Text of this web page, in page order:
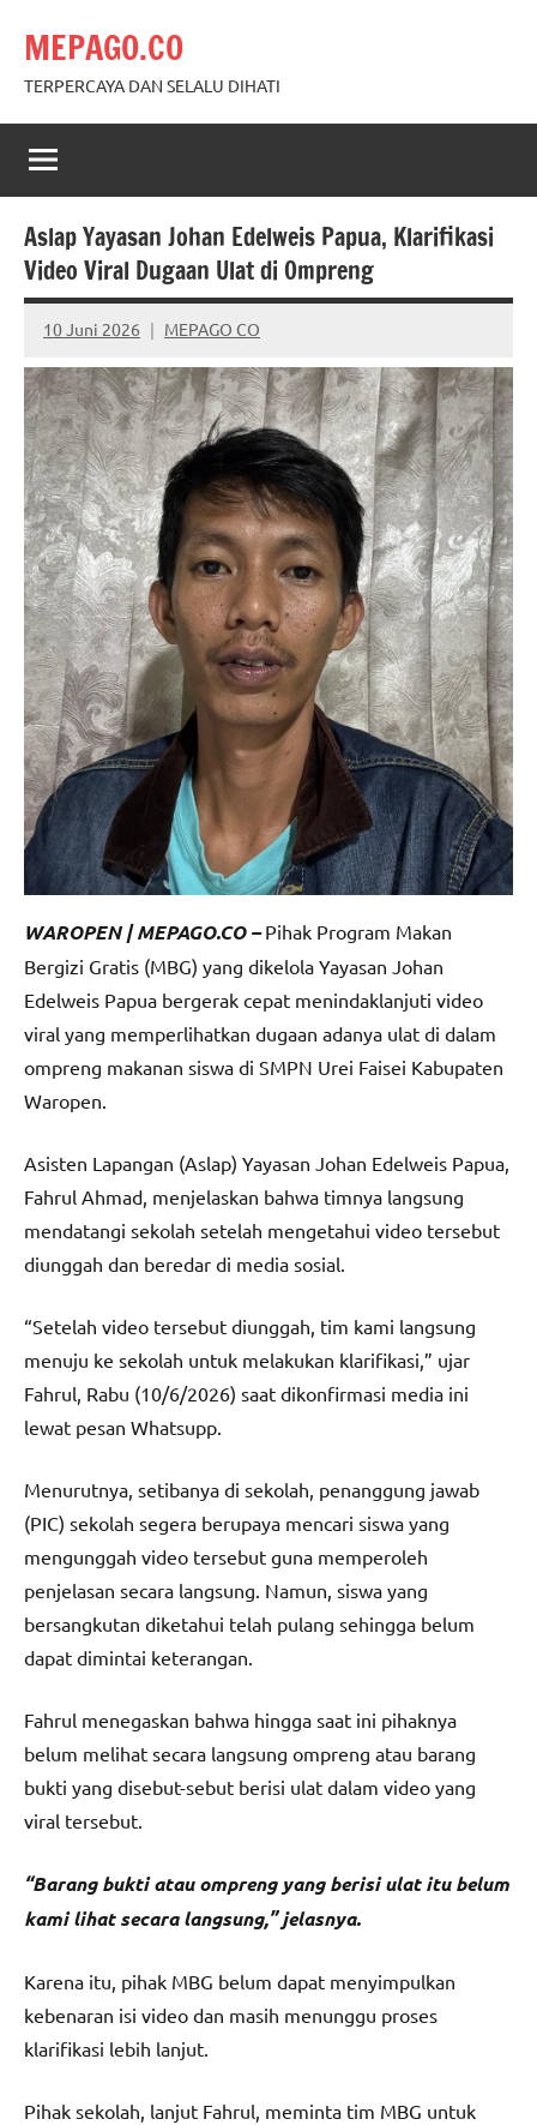
content
MEPAGO.CO
TERPERCAYA DAN SELALU DIHATI
Aslap Yayasan Johan Edelweis Papua, Klarifikasi
Video Viral Dugaan Ulat di Ompreng
10 Juni 2026 MEPAGO CO
No
comments
WAROPEN | MEPAGO.CO –Pihak Program Makan
Bergizi Gratis (MBG) yang dikelola Yayasan Johan
Edelweis Papua bergerak cepat menindaklanjuti video
viral yang memperlihatkan dugaan adanya ulat di dalam
ompreng makanan siswa di SMPN Urei Faisei Kabupaten
Waropen.
Asisten Lapangan (Aslap) Yayasan Johan Edelweis Papua,
Fahrul Ahmad, menjelaskan bahwa timnya langsung
mendatangi sekolah setelah mengetahui video tersebut
diunggah dan beredar di media sosial.
“Setelah video tersebut diunggah, tim kami langsung
menuju ke sekolah untuk melakukan klarifikasi,” ujar
Fahrul, Rabu (10/6/2026) saat dikonfirmasi media ini
lewat pesan Whatsupp.
Menurutnya, setibanya di sekolah, penanggung jawab
(PIC) sekolah segera berupaya mencari siswa yang
mengunggah video tersebut guna memperoleh
penjelasan secara langsung. Namun, siswa yang
bersangkutan diketahui telah pulang sehingga belum
dapat dimintai keterangan.
Fahrul menegaskan bahwa hingga saat ini pihaknya
belum melihat secara langsung ompreng atau barang
bukti yang disebut-sebut berisi ulat dalam video yang
viral tersebut.
“Barang bukti atau ompreng yang berisi ulat itu belum
kami lihat secara langsung,” jelasnya.
Karena itu, pihak MBG belum dapat menyimpulkan
kebenaran isi video dan masih menunggu proses
klarifikasi lebih lanjut.
Pihak sekolah, lanjut Fahrul, meminta tim MBG untuk